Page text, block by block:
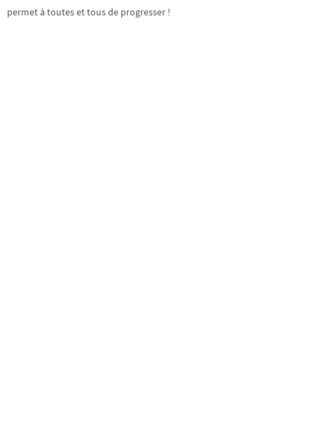
permet à toutes et tous de progresser !